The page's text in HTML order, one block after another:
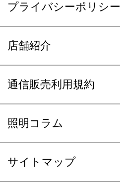
プライバシーポリシー
店舗紹介
通信販売利用規約
照明コラム
サイトマップ